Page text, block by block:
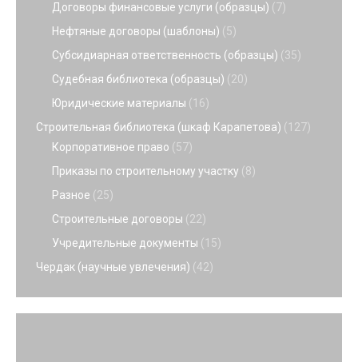
Договоры финансовые услуги (образцы) (7)
Нефтяные договоры (шаблоны) (5)
Субсидиарная ответственность (образцы) (35)
Судебная библиотека (образцы) (20)
Юридические материалы (16)
Строительная библиотека (шкаф Карапетова) (127)
Корпоративное право (57)
Приказы по строительному участку (8)
Разное (25)
Строительные договоры (22)
Учредительные документы (15)
Чердак (научные увлечения) (42)